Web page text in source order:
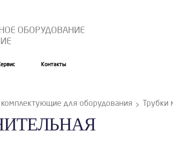
ОБОРУДОВАНИЕ
Контакты
комплектующие для оборудования